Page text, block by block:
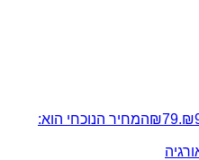
₪79
המחיר הנוכחי הוא: